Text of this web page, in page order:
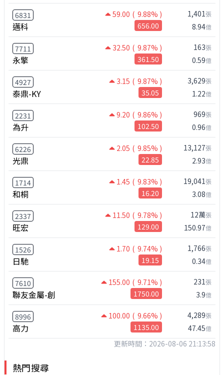
6831 59.00 ( 9.88% )
邁科 656.00
1,401張
8.94億
7711 32.50 ( 9.87% )
永擎 361.50
163張
0.59億
4927 3.15 ( 9.87% )
泰鼎-KY 35.05
3,629張
1.22億
2231 9.20 ( 9.86% )
為升 102.50
969張
0.96億
6226 2.05 ( 9.85% )
光鼎 22.85
13,127張
2.93億
1714 1.45 ( 9.83% )
和桐 16.20
19,041張
3.08億
2337 11.50 ( 9.78% )
旺宏 129.00
12萬張
150.97億
1526 1.70 ( 9.74% )
日馳 19.15
1,766張
0.34億
7610 155.00 ( 9.71% )
聯友金屬-創 1750.00
231張
3.9億
8996 100.00 ( 9.66% )
高力 1135.00
4,289張
47.45億
更新時間：2026-08-06 21:13:58
熱門搜尋